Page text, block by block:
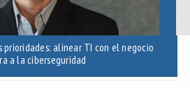
prioridades: alinear TI con el negocio
a la ciberseguridad